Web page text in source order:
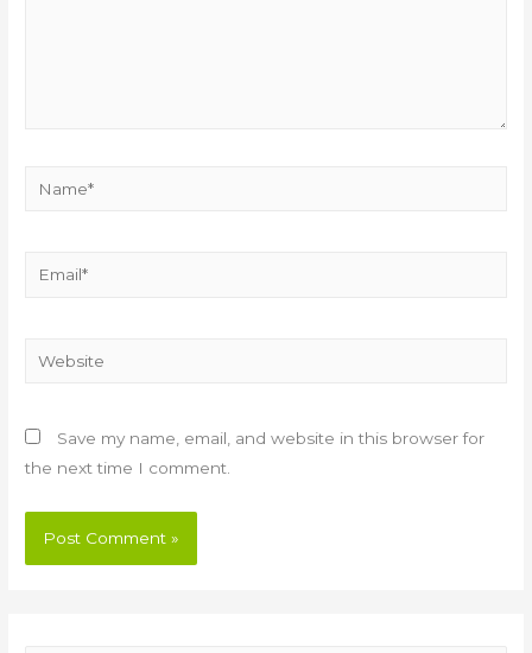
Website
Save my name, email, and website in this browser for
the next time I comment.